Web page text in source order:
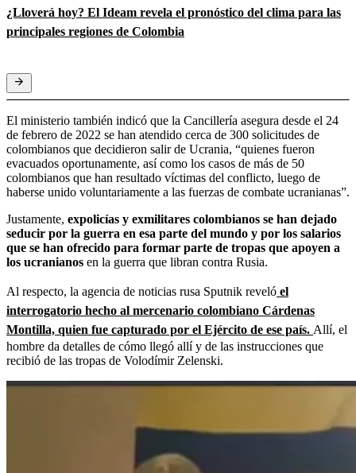
¿Lloverá hoy? El Ideam revela el pronóstico del clima para las
principales regiones de Colombia
El ministerio también indicó que la Cancillería asegura desde el 24
de febrero de 2022 se han atendido cerca de 300 solicitudes de
colombianos que decidieron salir de Ucrania, “quienes fueron
evacuados oportunamente, así como los casos de más de 50
colombianos que han resultado víctimas del conflicto, luego de
haberse unido voluntariamente a las fuerzas de combate ucranianas”.
Justamente, expolicías y exmilitares colombianos se han dejado
seducir por la guerra en esa parte del mundo y por los salarios
que se han ofrecido para formar parte de tropas que apoyen a
los ucranianos en la guerra que libran contra Rusia.
Al respecto, la agencia de noticias rusa Sputnik reveló el
interrogatorio hecho al mercenario colombiano Cárdenas
Montilla, quien fue capturado por el Ejército de ese país. Allí, el
hombre da detalles de cómo llegó allí y de las instrucciones que
recibió de las tropas de Volodímir Zelenski.